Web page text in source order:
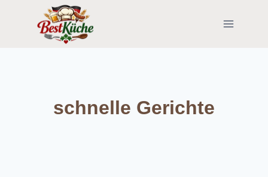
schnelle Gerichte